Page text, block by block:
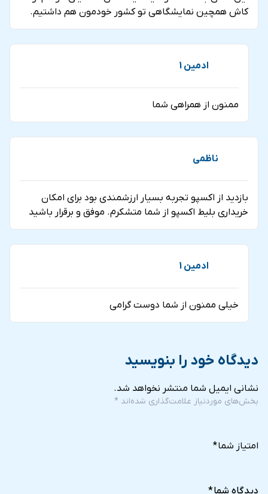
کاش همچین نمایشگاهی تو کشور خودمون هم داشتیم.
ادمین 1
ممنون از همراهی شما
ناظمی
بازدید از اکسپو تجربه بسیار ارزشمندی بود برای امکان
خریداری بلیط اکسپو از شما متشکرم. موفق و برقرار باشید
ادمین 1
خیلی ممنون از شما دوست گرامی
دیدگاه خود را بنویسید
نشانی ایمیل شما منتشر نخواهد شد.
بخش‌های موردنیاز علامت‌گذاری شده‌اند *
امتیاز شما*
دیدگاه شما*